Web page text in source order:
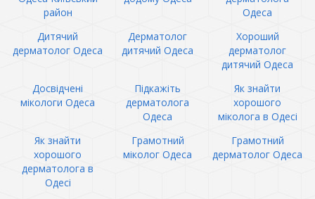
район
Одеса
Дитячий
дерматолог Одеса
Дерматолог
дитячий Одеса
Хороший
дерматолог
дитячий Одеса
Досвідчені
мікологи Одеса
Підкажіть
дерматолога
Одеса
Як знайти
хорошого
міколога в Одесі
Як знайти
хорошого
дерматолога в
Одесі
Грамотний
міколог Одеса
Грамотний
дерматолог Одеса